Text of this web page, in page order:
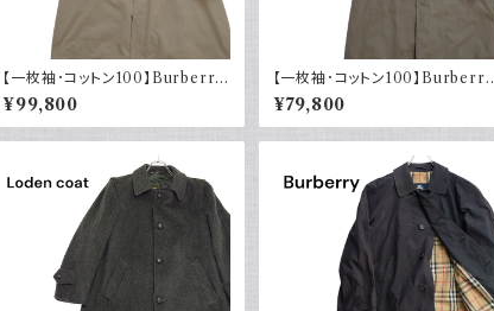
【一枚袖･コットン100】Burberry
バーバリー コート コマンダーII
¥99,800
【一枚袖･コットン100】Burberry
バーバリー バルマカーンコート
¥79,800